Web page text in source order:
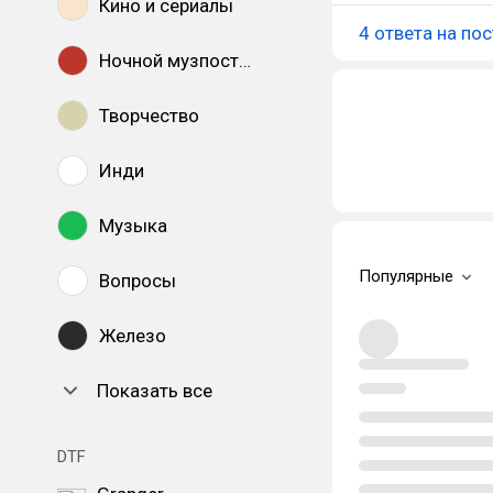
Кино и сериалы
Ночной музпостинг
Творчество
Инди
Музыка
Вопросы
Железо
Показать все
DTF
4 ответа на
Популярные